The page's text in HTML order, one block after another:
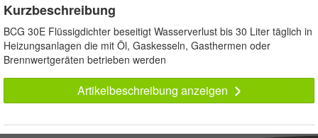
Kurzbeschreibung
BCG 30E Flüssigdichter beseitigt Wasserverlust bis 30 Liter täglich in
Heizungsanlagen die mit Öl, Gaskesseln, Gasthermen oder
Brennwertgeräten betrieben werden
Artikelbeschreibung anzeigen